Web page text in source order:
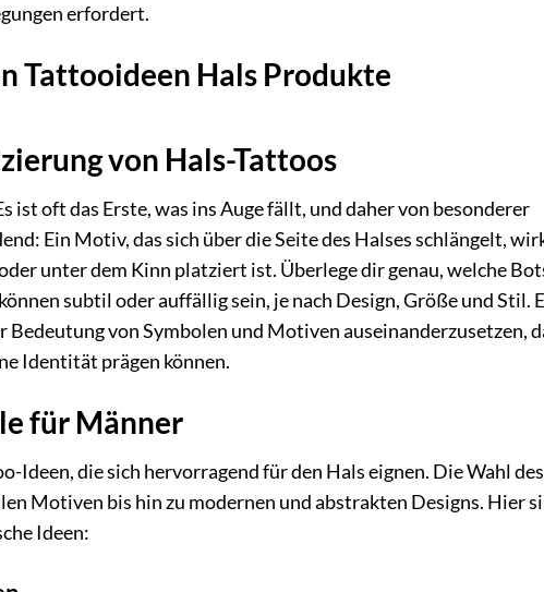
erfordert.
Tattooideen Hals Produkte
von Hals-Tattoos
ist oft das Erste, was ins Auge fällt, und daher von besonderer
Ein Motiv, das sich über die Seite des Halses schlängelt,
unter dem Kinn platziert ist. Überlege dir genau, welche
subtil oder auffällig sein, je nach Design, Größe und Stil.
von Symbolen und Motiven auseinanderzusetzen,
Identität prägen können.
für Männer
Ideen, die sich hervorragend für den Hals eignen. Die Wahl
Motiven bis hin zu modernen und abstrakten Designs. Hier
Ideen: